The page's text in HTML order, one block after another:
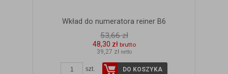
Wkład do numeratora reiner B6
53,66 zł
48,30 zł brutto
39,27 zł netto
szt. DO KOSZYKA